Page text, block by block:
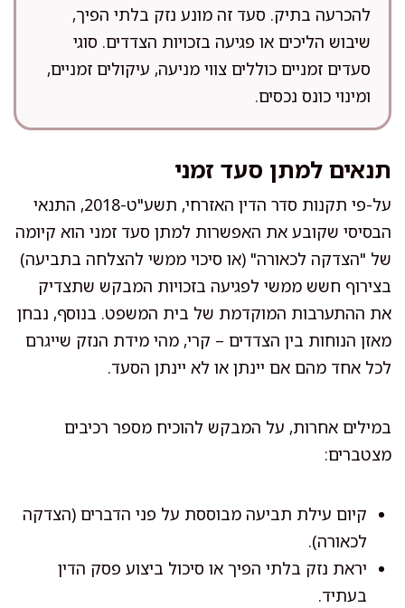
להכרעה בתיק. סעד זה מונע נזק בלתי הפיך,
שיבוש הליכים או פגיעה בזכויות הצדדים. סוגי
סעדים זמניים כוללים צווי מניעה, עיקולים זמניים,
ומינוי כונס נכסים.
תנאים למתן סעד זמני
על-פי תקנות סדר הדין האזרחי, תשע"ט-2018, התנאי
הבסיסי שקובע את האפשרות למתן סעד זמני הוא קיומה
של "הצדקה לכאורה" (או סיכוי ממשי להצלחה בתביעה)
בצירוף חשש ממשי לפגיעה בזכויות המבקש שתצדיק
את ההתערבות המוקדמת של בית המשפט. בנוסף, נבחן
מאזן הנוחות בין הצדדים – קרי, מהי מידת הנזק שייגרם
לכל אחד מהם אם יינתן או לא יינתן הסעד.
במילים אחרות, על המבקש להוכיח מספר רכיבים
מצטברים:
קיום עילת תביעה מבוססת על פני הדברים (הצדקה
לכאורה).
יראת נזק בלתי הפיך או סיכול ביצוע פסק הדין
בעתיד.